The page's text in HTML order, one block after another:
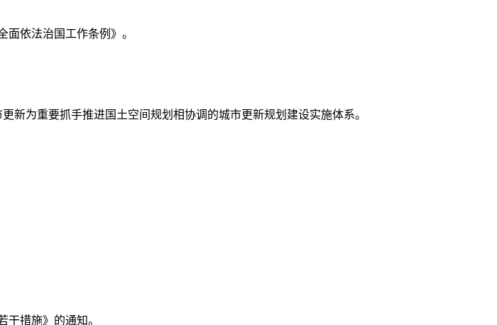
面依法治国工作条例》。
新为重要抓手推进国土空间规划相协调的城市更新规划建设实施体系。
干措施》的通知。